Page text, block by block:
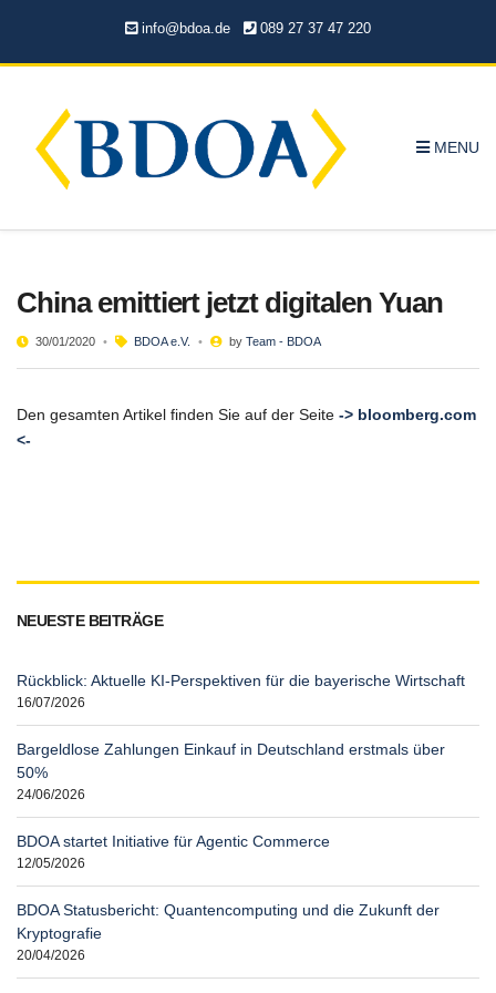
info@bdoa.de 089 27 37 47 220
MENU
China emittiert jetzt digitalen Yuan
30/01/2020 BDOA e.V. by Team - BDOA
Den gesamten Artikel finden Sie auf der Seite -> bloomberg.com
<-
NEUESTE BEITRÄGE
Rückblick: Aktuelle KI-Perspektiven für die bayerische Wirtschaft
16/07/2026
Bargeldlose Zahlungen Einkauf in Deutschland erstmals über
50%
24/06/2026
BDOA startet Initiative für Agentic Commerce
12/05/2026
BDOA Statusbericht: Quantencomputing und die Zukunft der
Kryptografie
20/04/2026